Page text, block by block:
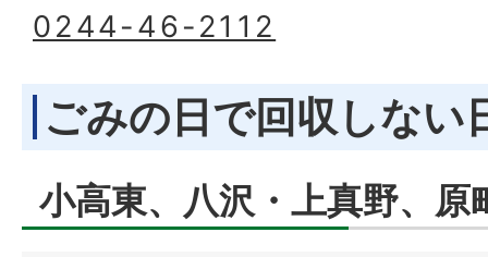
0244-46-2112
ごみの日で回収しない
小高東、八沢・上真野、原